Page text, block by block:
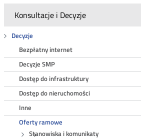
Konsultacje i Decyzje
Decyzje
Bezpłatny internet
Decyzje SMP
Dostęp do infrastruktury
Dostęp do nieruchomości
Inne
Oferty ramowe
Stanowiska i komunikaty